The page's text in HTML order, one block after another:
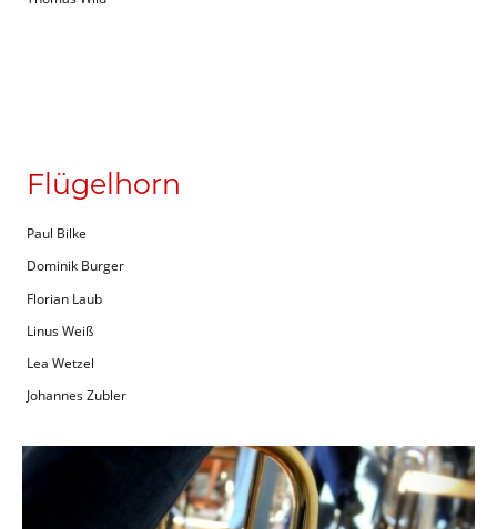
Flügelhorn
Paul Bilke
Dominik Burger
Florian Laub
Linus Weiß
Lea Wetzel
Johannes Zubler